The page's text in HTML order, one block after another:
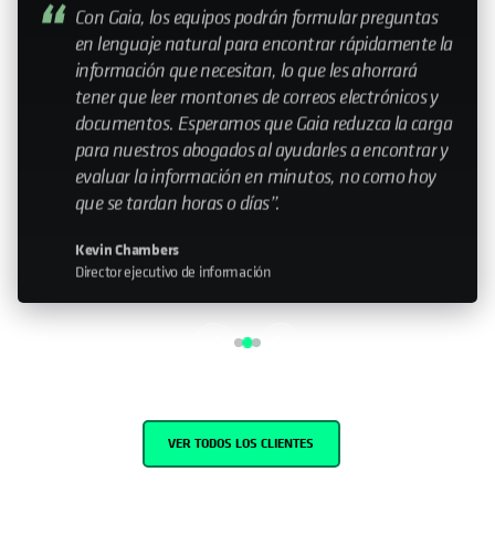
My relationship with Cohesity—it still feels like a
small company. Having that relationship with the
leadership team is important. Knowing that you
can help influence the direction is something that
doesn’t happen with every organization I work
with."
John Murphy
Senior Director IT
VER TODOS LOS CLIENTES